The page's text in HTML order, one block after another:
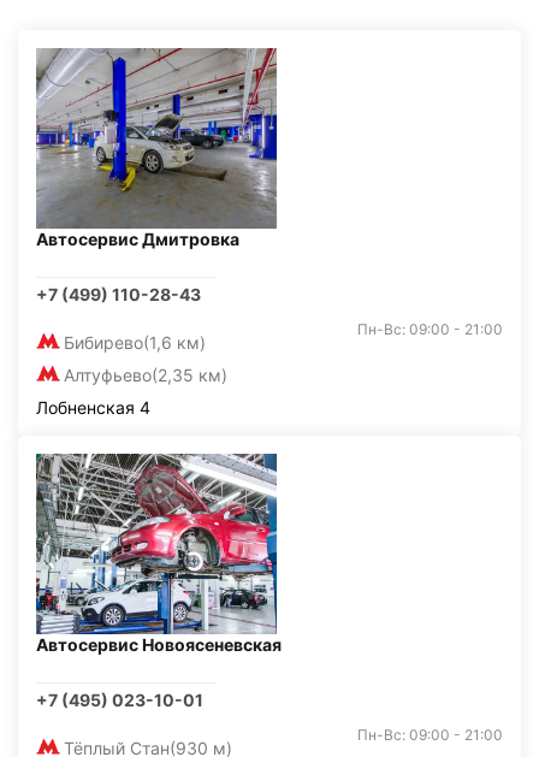
Автосервис Дмитровка
+7 (499) 110-28-43
Бибирево(1,6 км)
Алтуфьево(2,35 км)
Пн-Вс: 09:00 - 21:00
Лобненская 4
Автосервис Новоясеневская
+7 (495) 023-10-01
Тёплый Стан(930 м)
Пн-Вс: 09:00 - 21:00